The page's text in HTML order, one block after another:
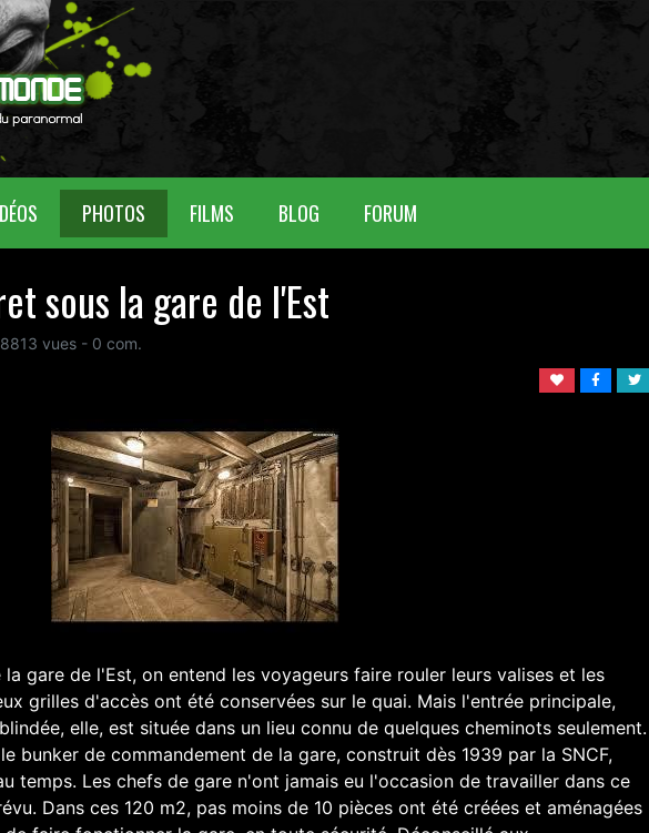
PHOTOS FILMS BLOG FORUM
sous la gare de l'Est
vues - 0 com.
gare de l'Est, on entend les voyageurs faire rouler leurs valises et les
grilles d'accès ont été conservées sur le quai. Mais l'entrée principale,
elle, est située dans un lieu connu de quelques cheminots seulement.
bunker de commandement de la gare, construit dès 1939 par la SNCF,
temps. Les chefs de gare n'ont jamais eu l'occasion de travailler dans ce
Dans ces 120 m2, pas moins de 10 pièces ont été créées et aménagées